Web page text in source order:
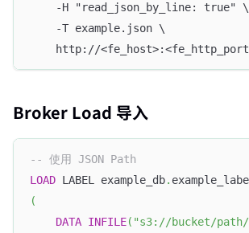
    -H "read_json_by_line: true" \
    -T example.json \
http://
Broker Load 导入
-- 使用 JSON Path
LOAD LABEL example_db.
(
DATA INFILE( "s3://bucket/path/